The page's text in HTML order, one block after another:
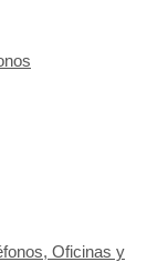
Oficinas y